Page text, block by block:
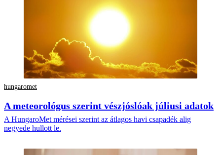
hungaromet
A meteorológus szerint vészjóslóak júliusi adatok
A HungaroMet mérései szerint az átlagos havi csapadék alig
negyede hullott le.